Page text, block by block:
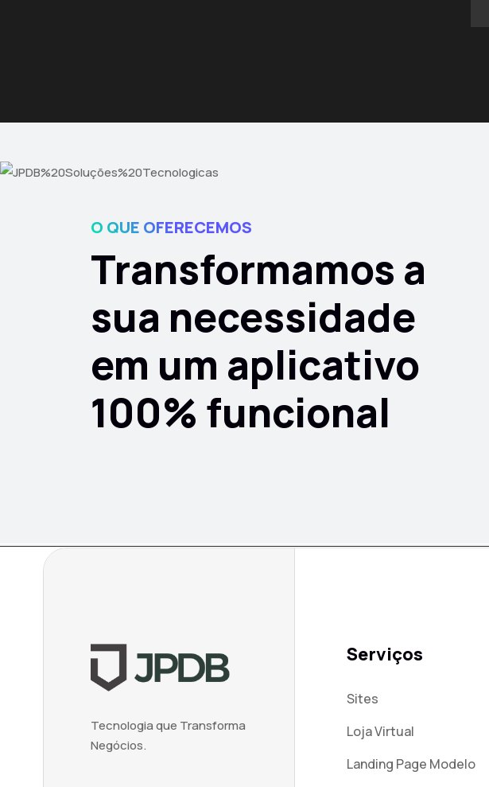
O QUE OFERECEMOS
Transformamos a
sua necessidade
em um aplicativo
100% funcional
Tecnologia que Transforma
Negócios.
Serviços
Sites
Loja Virtual
Landing Page Modelo